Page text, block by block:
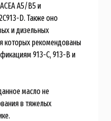
A5/B5 и
D. Также оно
и дизельных
которых рекомендованы
913-C, 913-B и
масло не
в тяжелых